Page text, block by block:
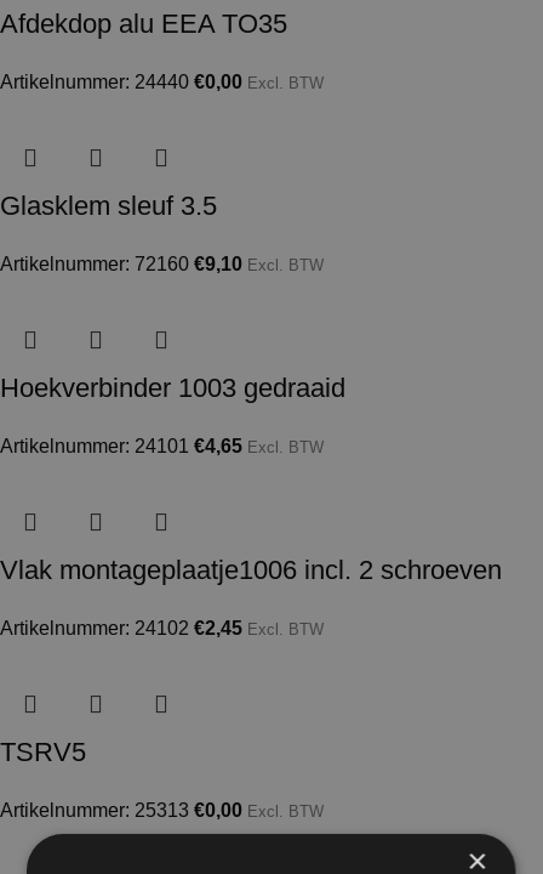
Afdekdop alu EEA TO35
Artikelnummer: 24440 €0,00 Excl. BTW
Glasklem sleuf 3.5
Artikelnummer: 72160 €9,10 Excl. BTW
Hoekverbinder 1003 gedraaid
Artikelnummer: 24101 €4,65 Excl. BTW
Vlak montageplaatje1006 incl. 2 schroeven
Artikelnummer: 24102 €2,45 Excl. BTW
TSRV5
Artikelnummer: 25313 €0,00 Excl. BTW
×